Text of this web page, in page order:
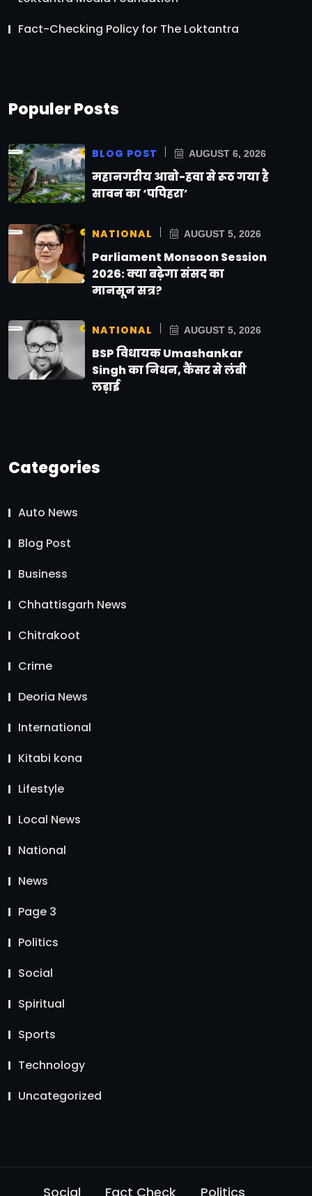
Fact-Checking Policy for The Loktantra
Populer Posts
BLOG POST AUGUST 6, 2026
महानगरीय आबो-हवा से रूठ गया है
सावन का ‘पपिहरा’
NATIONAL AUGUST 5, 2026
Parliament Monsoon Session
2026: क्या बढ़ेगा संसद का
मानसून सत्र?
NATIONAL AUGUST 5, 2026
BSP विधायक Umashankar
Singh का निधन, कैंसर से लंबी
लड़ाई
Categories
Auto News
Blog Post
Business
Chhattisgarh News
Chitrakoot
Crime
Deoria News
International
Kitabi kona
Lifestyle
Local News
National
News
Page 3
Politics
Social
Spiritual
Sports
Technology
Uncategorized
Social Fact Check Politics